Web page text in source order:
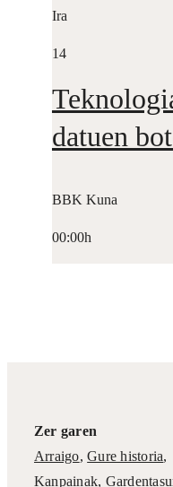
Ira
14
datuen
BBK Kuna
00:00h
Zer garen
Arraigo,Gure historia,
Kanpainak,